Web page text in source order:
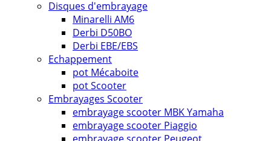
Disques d'embrayage
Minarelli AM6
Derbi D50BO
Derbi EBE/EBS
Echappement
pot Mécaboite
pot Scooter
Embrayages Scooter
embrayage scooter MBK Yamaha
embrayage scooter Piaggio